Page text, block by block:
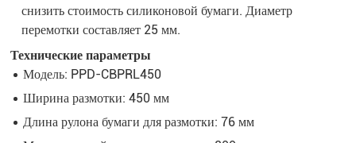
снизить стоимость силиконовой бумаги. Диаметр
перемотки составляет 25 мм.
Технические параметры
Модель: PPD-CBPRL450
Ширина размотки: 450 мм
Длина рулона бумаги для размотки: 76 мм